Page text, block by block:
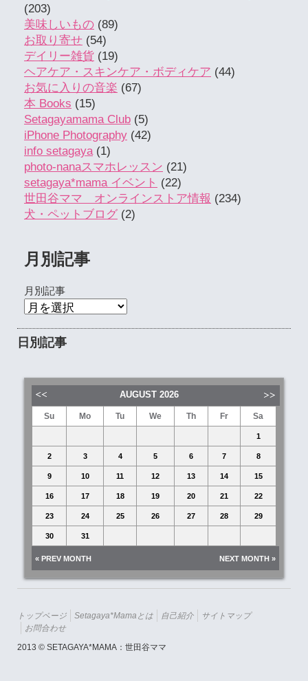
(203)
美味しいもの (89)
お取り寄せ (54)
デイリー雑貨 (19)
ヘアケア・スキンケア・ボディケア (44)
お気に入りの音楽 (67)
本 Books (15)
Setagayamama Club (5)
iPhone Photography (42)
info setagaya (1)
photo-nanaスマホレッスン (21)
setagaya*mama イベント (22)
世田谷ママ オンラインストア情報 (234)
犬・ペットブログ (2)
月別記事
月別記事
日別記事
AUGUST 2026
Su Mo Tu We Th Fr Sa
1
2 3 4 5 6 7 8
9 10 11 12 13 14 15
16 17 18 19 20 21 22
23 24 25 26 27 28 29
30 31
« PREV MONTH NEXT MONTH »
トップページ Setagaya*mamaとは 自己紹介
サイトマップ
お問合わせ
2013 © SETAGAYA*MAMA：世田谷ママ